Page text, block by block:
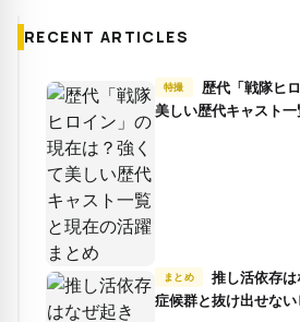
RECENT ARTICLES
特撮
美しい歴代キャスト
まとめ
推し活依存はなぜ起きる？有名人崇拝
症候群と抜け出せな